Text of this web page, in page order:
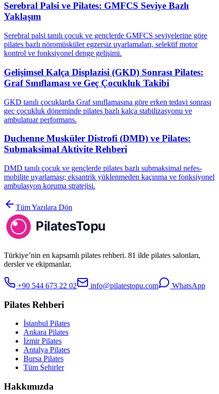
Serebral Palsi ve Pilates: GMFCS Seviye Bazlı
Yaklaşım
Serebral palsi tanılı çocuk ve gençlerde GMFCS seviyelerine göre
pilates bazlı nöromüsküler egzersiz uyarlamaları, selektif motor
kontrol ve fonksiyonel denge gelişimi.
Gelişimsel Kalça Displazisi (GKD) Sonrası Pilates:
Graf Sınıflaması ve Geç Çocukluk Takibi
GKD tanılı çocuklarda Graf sınıflamasına göre erken tedavi sonrası
geç çocukluk döneminde pilates bazlı kalça stabilizasyonu ve
ambulatuar performans.
Duchenne Musküler Distrofi (DMD) ve Pilates:
Submaksimal Aktivite Rehberi
DMD tanılı çocuk ve gençlerde pilates bazlı submaksimal nefes-
mobilite uyarlaması; eksantrik yüklenmeden kaçınma ve fonksiyonel
ambulasyon koruma stratejisi.
Tüm Yazılara Dön
Türkiye’nin en kapsamlı pilates rehberi. 81 ilde pilates salonları,
dersler ve ekipmanlar.
+90 544 673 22 02 info@pilatestopu.com WhatsApp
Pilates Rehberi
İstanbul Pilates
Ankara Pilates
İzmir Pilates
Antalya Pilates
Bursa Pilates
Tüm Şehirler
Hakkımızda